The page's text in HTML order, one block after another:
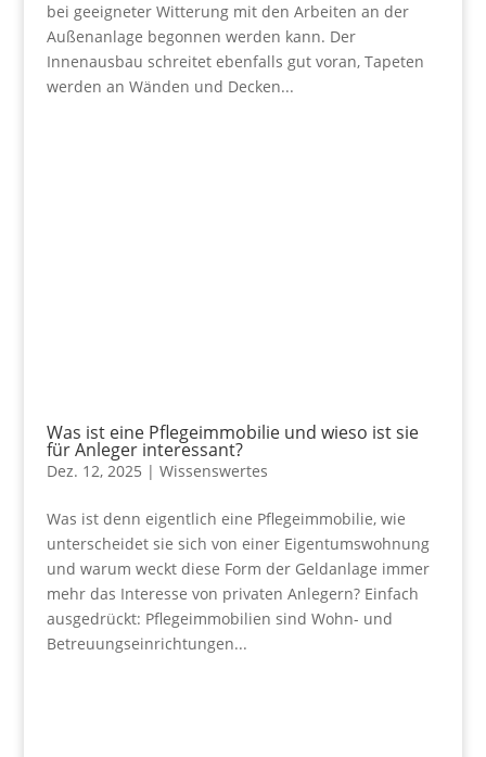
bei geeigneter Witterung mit den Arbeiten an der
Außenanlage begonnen werden kann. Der
Innenausbau schreitet ebenfalls gut voran, Tapeten
werden an Wänden und Decken...
Was ist eine Pflegeimmobilie und wieso ist sie
für Anleger interessant?
Dez. 12, 2025 | Wissenswertes
Was ist denn eigentlich eine Pflegeimmobilie, wie
unterscheidet sie sich von einer Eigentumswohnung
und warum weckt diese Form der Geldanlage immer
mehr das Interesse von privaten Anlegern? Einfach
ausgedrückt: Pflegeimmobilien sind Wohn- und
Betreuungseinrichtungen...